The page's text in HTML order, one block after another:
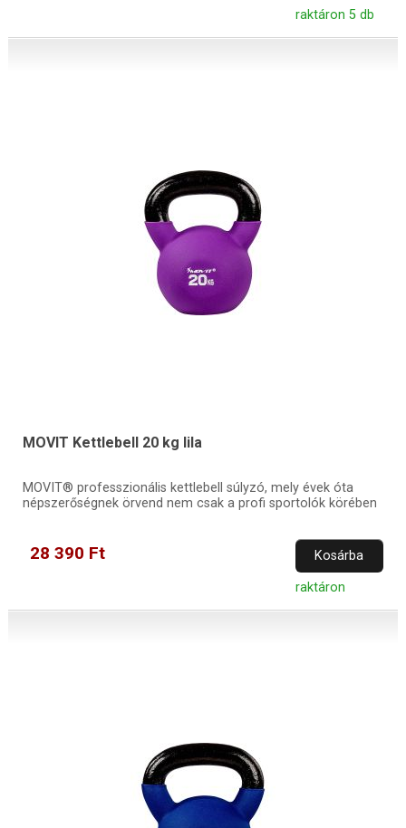
raktáron 5 db
MOVIT Kettlebell 20 kg lila
MOVIT® professzionális kettlebell súlyzó, mely évek óta
népszerőségnek örvend nem csak a profi sportolók körében
28 390 Ft Kosárba
raktáron